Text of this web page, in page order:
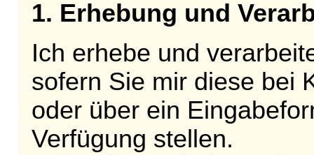
1. Erhebung und
Ich erhebe und
sofern Sie mir diese bei
oder über ein
Verfügung stellen.